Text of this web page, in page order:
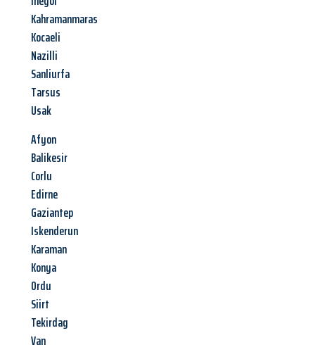
Kahramanmaras
Kocaeli
Nazilli
Sanliurfa
Tarsus
Usak
Afyon
Balikesir
Corlu
Edirne
Gaziantep
Iskenderun
Karaman
Konya
Ordu
Siirt
Tekirdag
Van